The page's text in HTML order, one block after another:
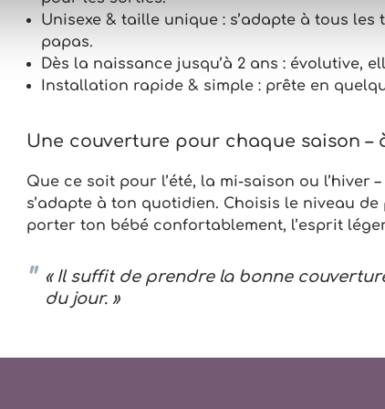
Unisexe & taille unique : s’adapte à tous
papas.
Dès la naissance jusqu’à 2 ans : évolutive,
Installation rapide & simple : prête en
Une couverture pour chaque saison –
Que ce soit pour l’été, la mi-saison ou l’hiver
s’adapte à ton quotidien. Choisis le niveau
porter ton bébé confortablement, l’esprit
« Il suffit de prendre la bonne
du jour. »